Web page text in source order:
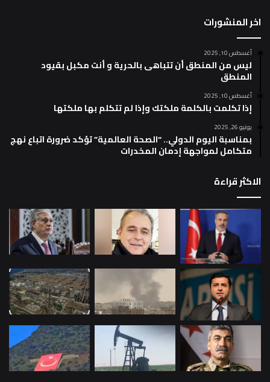
اخر المنشورات
أغسطس 10, 2025
ليس من المنطق أن تتباهى بالحرية و أنت مكبل بقيود
المنطق
أغسطس 10, 2025
إذا تكلمت بالكلمة ملكتك وإذا لم تتكلم بها ملكتها
يونيو 26, 2025
بمناسبة اليوم الدولي.. “الصحة العالمية” تؤكد ضرورة اتباع نهج
متكامل لمواجهة إدمان المخدرات
الاكثر قراءة